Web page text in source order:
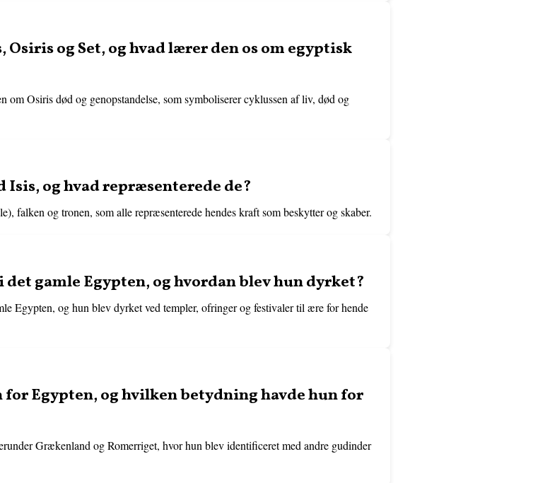
og Set, og hvad lærer den os om egyptisk
Osiris død og genopstandelse, som symboliserer cyklussen af liv, død og
og hvad repræsenterede de?
falken og tronen, som alle repræsenterede hendes kraft som beskytter og skaber.
gamle Egypten, og hvordan blev hun dyrket?
Egypten, og hun blev dyrket ved templer, ofringer og festivaler til ære for hende
Egypten, og hvilken betydning havde hun for
Grækenland og Romerriget, hvor hun blev identificeret med andre gudinder